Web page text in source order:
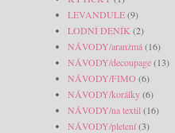
LEVANDULE(9)
LODNÍ DENÍK (2)
NÁVODY/aranžmá(16)
NÁVODY/decoupage(13)
NÁVODY/FIMO (6)
NÁVODY/korálky(6)
NÁVODY/na textil (16)
NÁVODY/pletení(3)